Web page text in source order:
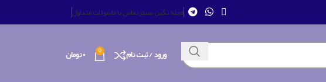
مجله نگین سنترتماس با ماسوالات متداول
ورود / ثبت نام 0 ۰تومان